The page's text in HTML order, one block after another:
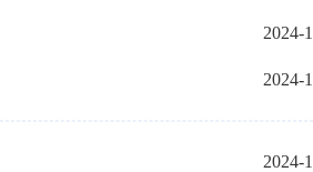
2024-
2024-
2024-